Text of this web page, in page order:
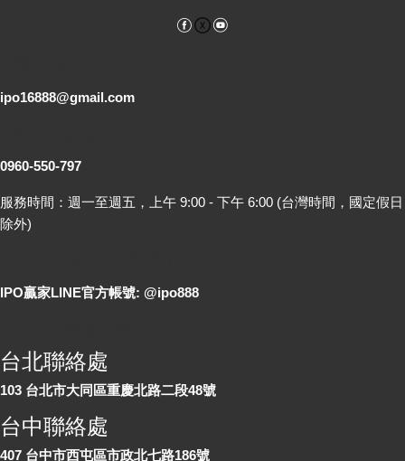
Facebook
ipo16888@gmail.com
0960-550-797
服務時間：週一至週五，上午 9:00 - 下午 6:00 (台灣時間，國定假日
除外)
IPO贏家LINE官方帳號: @ipo888
台北聯絡處
103 台北市大同區重慶北路二段48號
台中聯絡處
407 台中市西屯區市政北七路186號